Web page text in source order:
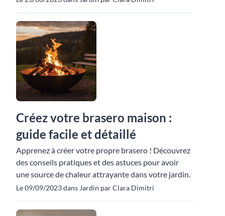
Créez votre brasero maison :
guide facile et détaillé
Apprenez à créer votre propre brasero ! Découvrez
des conseils pratiques et des astuces pour avoir
une source de chaleur attrayante dans votre jardin.
Le 09/09/2023 dans Jardin par Clara Dimitri